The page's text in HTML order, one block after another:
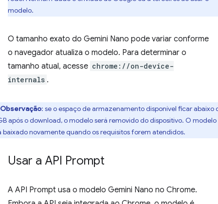
modelo.
O tamanho exato do Gemini Nano pode variar conforme
o navegador atualiza o modelo. Para determinar o
tamanho atual, acesse chrome://on-device-
internals .
Observação: se o espaço de armazenamento disponível ficar abaixo
após o download, o modelo será removido do dispositivo. O modelo
baixado novamente quando os requisitos forem atendidos.
Usar a API Prompt
A API Prompt usa o modelo Gemini Nano no Chrome.